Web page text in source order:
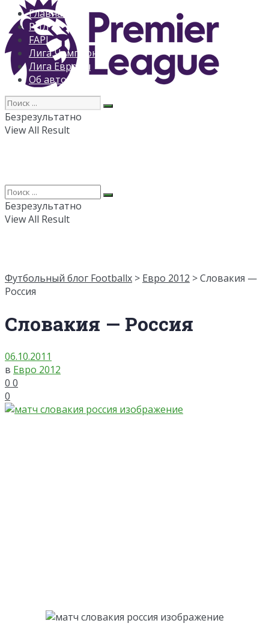
Главная
РПЛ
FAPL
Лига Чемпионов
Лига Европы
Об авторе
Безрезультатно
View All Result
Безрезультатно
View All Result
Футбольный блог Footballx > Евро 2012 > Словакия —
Россия
Словакия — Россия
06.10.2011
в Евро 2012
0 0
0